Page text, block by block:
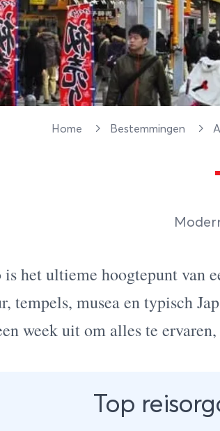
Home Bestemmingen
het ultieme hoogtepunt van
tempels, musea en typisch
week uit om alles te
Top